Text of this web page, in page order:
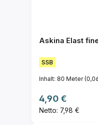
Askina Elast
SSB
Inhalt: 80 Meter
Regulärer Preis:
4,90 €
Netto: 7,98 €